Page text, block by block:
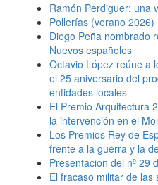
Ramón Perdiguer: una
Pollerías (verano 2026)
Diego Peña nombrado
Nuevos españoles
Octavio López reúne a
el 25 aniversario del
entidades locales
El Premio Arquitectura
la intervención en el
Los Premios Rey de
frente a la guerra y la
Presentacion del nº 29
El fracaso militar de las